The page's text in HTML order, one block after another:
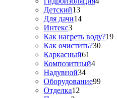
Детский13
Для дачи14
Интекс3
Как нагреть воду?19
Как очистить?30
Каркасный61
Композитный4
Надувной34
Оборудование99
Отделка12